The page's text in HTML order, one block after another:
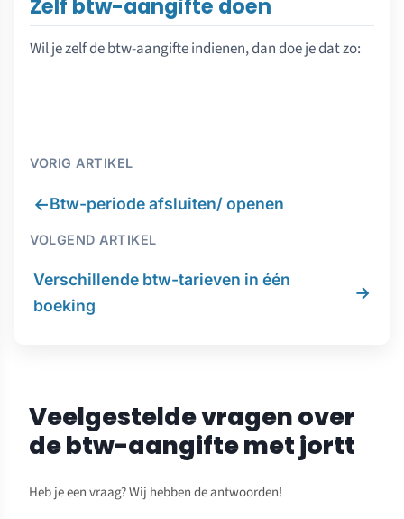
Zelf btw-aangifte doen
Wil je zelf de btw-aangifte indienen, dan doe je dat zo:
VORIG ARTIKEL
←Btw-periode afsluiten/ openen
VOLGEND ARTIKEL
Verschillende btw-tarieven in één
boeking
→
Veelgestelde vragen over
de btw-aangifte met jortt
Heb je een vraag? Wij hebben de antwoorden!